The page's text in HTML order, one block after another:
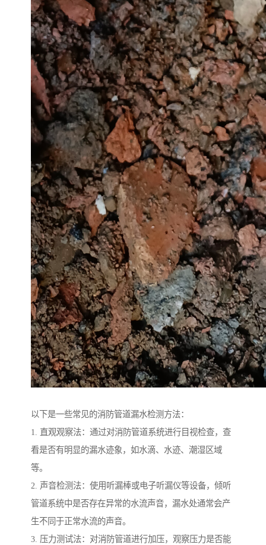
以下是一些常见的消防管道漏水检测方法：
1. 直观观察法：通过对消防管道系统进行目视检查，查
看是否有明显的漏水迹象，如水滴、水迹、潮湿区域
等。
2. 声音检测法：使用听漏棒或电子听漏仪等设备，倾听
管道系统中是否存在异常的水流声音，漏水处通常会产
生不同于正常水流的声音。
3. 压力测试法：对消防管道进行加压，观察压力是否能